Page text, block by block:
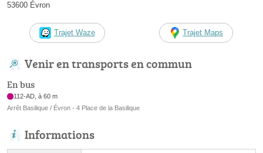
53600 Évron
Trajet Waze Trajet Maps
Venir en transports en commun
En bus
112-AD, à 60 m
Arrêt Basilique / Évron - 4 Place de la Basilique
Informations